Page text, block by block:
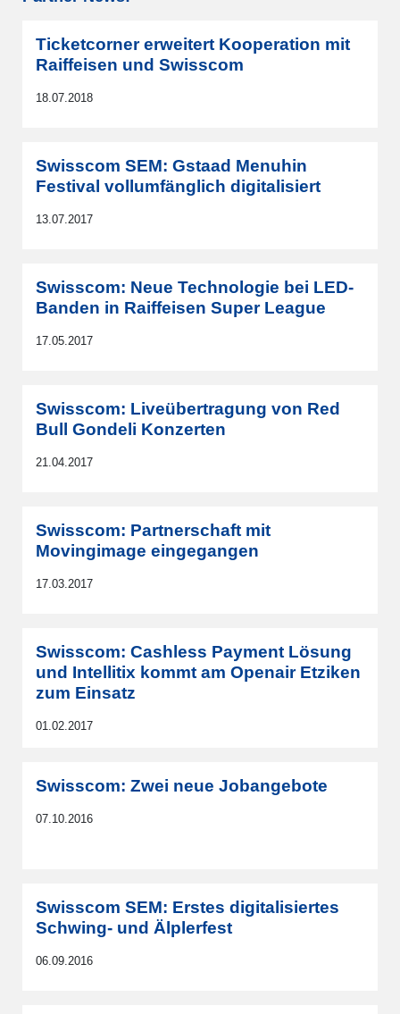
Ticketcorner erweitert Kooperation mit
Raiffeisen und Swisscom
18.07.2018
Swisscom SEM: Gstaad Menuhin
Festival vollumfänglich digitalisiert
13.07.2017
Swisscom: Neue Technologie bei LED-
Banden in Raiffeisen Super League
17.05.2017
Swisscom: Liveübertragung von Red
Bull Gondeli Konzerten
21.04.2017
Swisscom: Partnerschaft mit
Movingimage eingegangen
17.03.2017
Swisscom: Cashless Payment Lösung
und Intellitix kommt am Openair Etziken
zum Einsatz
01.02.2017
Swisscom: Zwei neue Jobangebote
07.10.2016
Swisscom SEM: Erstes digitalisiertes
Schwing- und Älplerfest
06.09.2016